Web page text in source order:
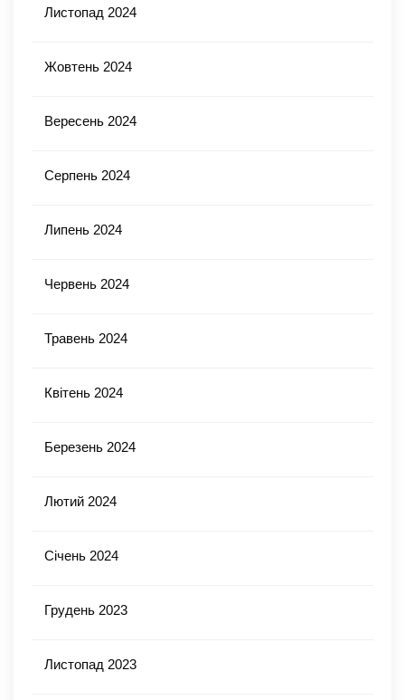
Листопад 2024
Жовтень 2024
Вересень 2024
Серпень 2024
Липень 2024
Червень 2024
Травень 2024
Квітень 2024
Березень 2024
Лютий 2024
Січень 2024
Грудень 2023
Листопад 2023